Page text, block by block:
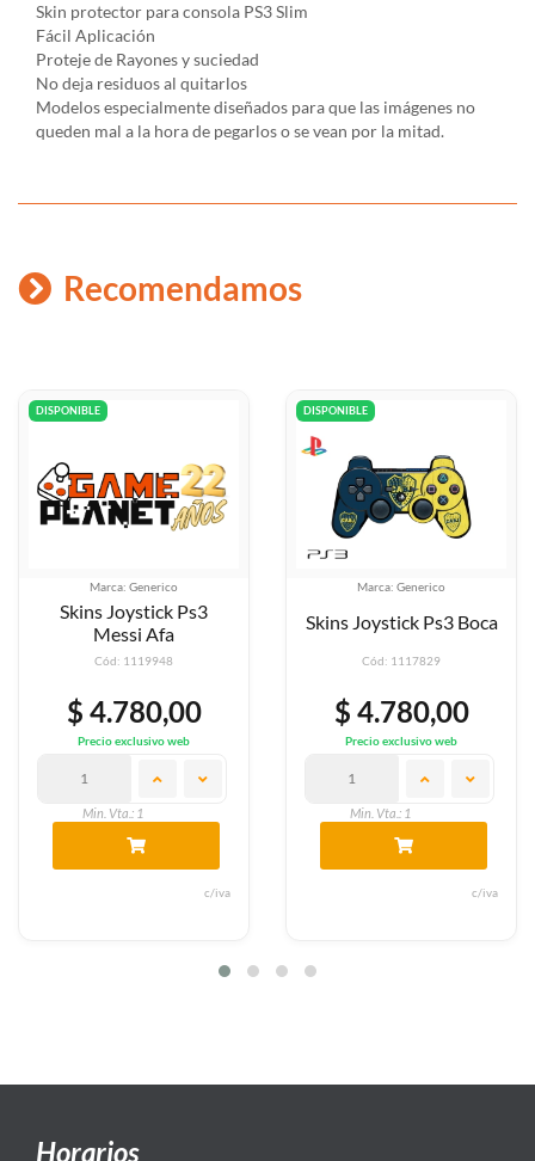
Skin protector para consola PS3 Slim
Fácil Aplicación
Proteje de Rayones y suciedad
No deja residuos al quitarlos
Modelos especialmente diseñados para que las imágenes no
queden mal a la hora de pegarlos o se vean por la mitad.
Recomendamos
DISPONIBLE
Marca: Generico
Skins Joystick Ps3
Messi Afa
Cód: 1119948
$ 4.780,00
Precio exclusivo web
Min. Vta.: 1
c/iva
DISPONIBLE
Marca: Generico
Skins Joystick Ps3 Boca
Cód: 1117829
$ 4.780,00
Precio exclusivo web
Min. Vta.: 1
c/iva
Horarios